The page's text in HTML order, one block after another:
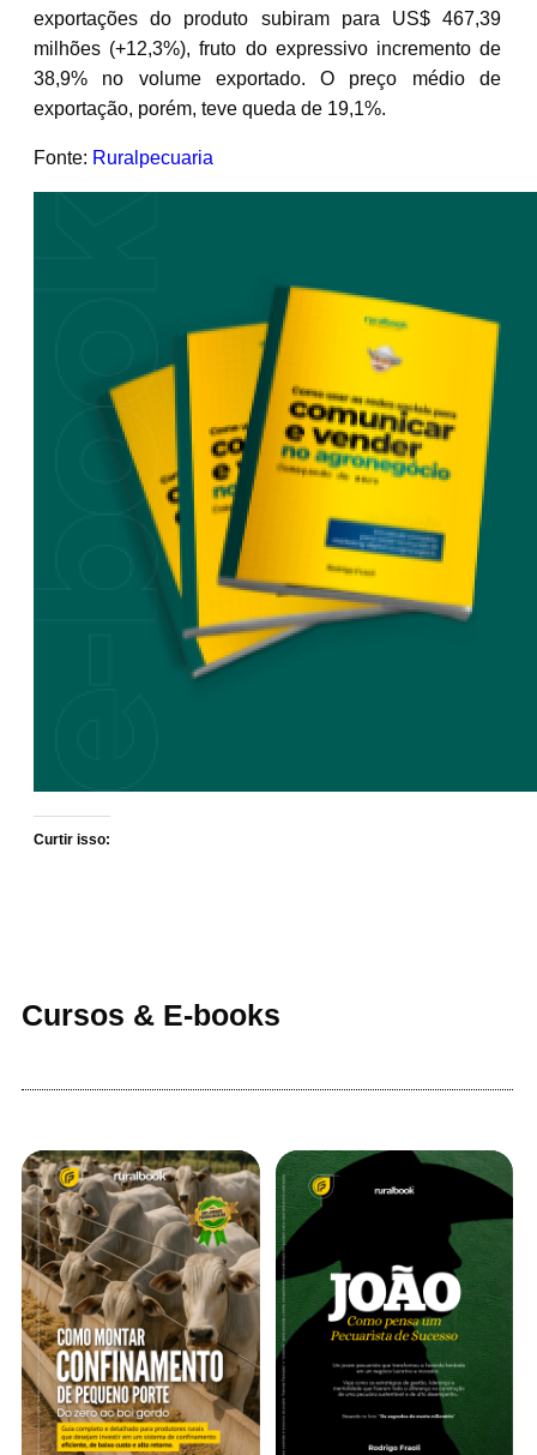
exportações do produto subiram para US$ 467,39
milhões (+12,3%), fruto do expressivo incremento de
38,9% no volume exportado. O preço médio de
exportação, porém, teve queda de 19,1%.
Fonte: Ruralpecuaria
Curtir isso:
Cursos & E-books